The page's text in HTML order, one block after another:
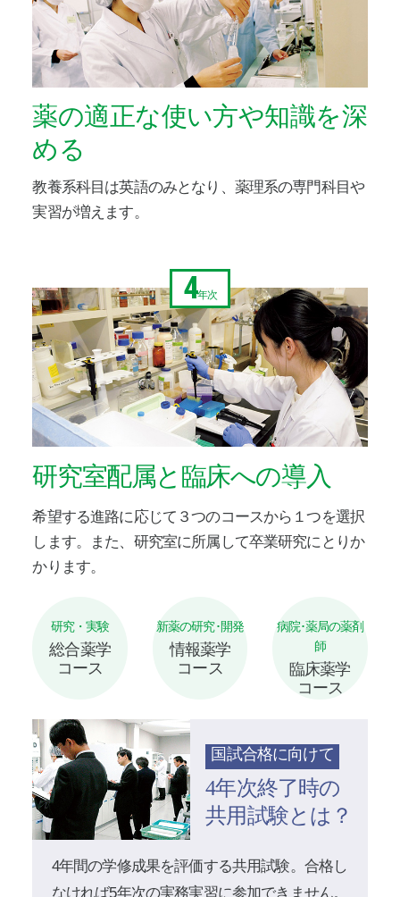
薬の適正な使い方や知識を深
める
教養系科目は英語のみとなり、薬理系の専門科目や
実習が増えます。
4年次
研究室配属と臨床への導入
希望する進路に応じて３つのコースから１つを選択
します。また、研究室に所属して卒業研究にとりか
かります。
研究・実験
総合薬学
コース
新薬の研究･開発
情報薬学
コース
病院･薬局の薬剤
師
臨床薬学
コース
国試合格に向けて
4年次終了時の
共用試験とは？
4年間の学修成果を評価する共用試験。合格し
なければ5年次の実務実習に参加できません。